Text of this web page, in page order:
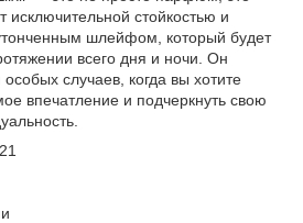
исключительной стойкостью и
шлейфом, который будет
всего дня и ночи. Он
случаев, когда вы хотите
впечатление и подчеркнуть свою